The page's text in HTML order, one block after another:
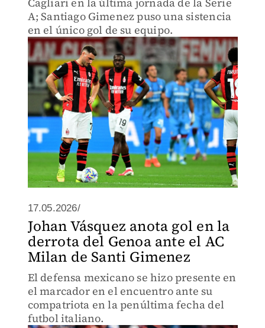
A; Santiago Gimenez puso una sistencia
en el único gol de su equipo.
17.05.2026/
Johan Vásquez anota gol en la
derrota del Genoa ante el AC
Milan de Santi Gimenez
El defensa mexicano se hizo presente en
el marcador en el encuentro ante su
compatriota en la penúltima fecha del
futbol italiano.